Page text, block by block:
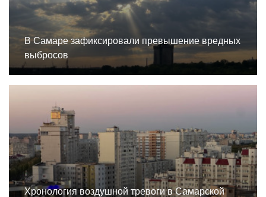
В Самаре зафиксировали превышение вредных
выбросов
Хронология воздушной тревоги в Самарской